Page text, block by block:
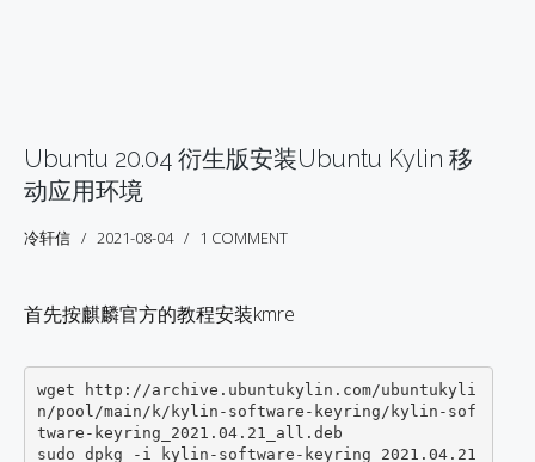
Ubuntu 20.04 衍生版安装Ubuntu Kylin 移
动应用环境
冷轩信 2021-08-04 1 COMMENT
首先按麒麟官方的教程安装kmre
wget http://archive.ubuntukylin.com/ubuntukyli
n/pool/main/k/kylin-software-keyring/kylin-sof
tware-keyring_2021.04.21_all.deb
sudo dpkg -i kylin-software-keyring_2021.04.21